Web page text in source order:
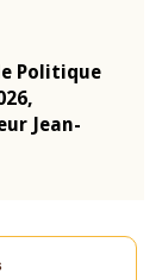
Politique
Jean-